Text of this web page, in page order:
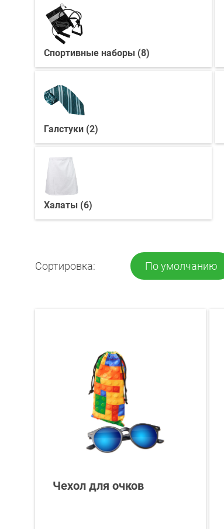
Спортивные наборы (8)
Галстуки (2)
Халаты (6)
Сортировка: По умолчанию
Чехол для очков